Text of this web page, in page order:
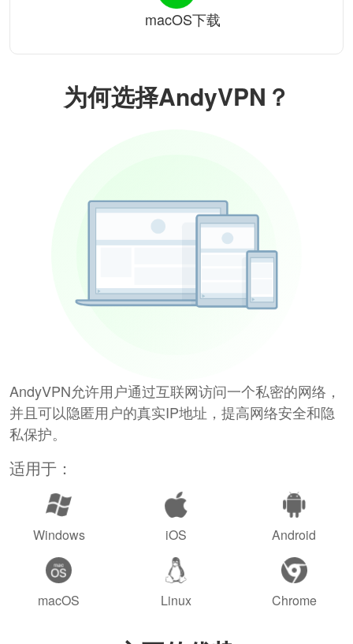
为何选择AndyVPN？
AndyVPN允许用户通过互联网访问一个私密的网络，
并且可以隐匿用户的真实IP地址，提高网络安全和隐
私保护。
适用于：
Windows iOS Android
macOS Linux Chrome
macOS下载